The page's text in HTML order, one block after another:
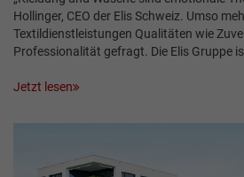
Hollinger, CEO der Elis Schweiz. Umso
Textildienstleistungen Qualitäten wie
Professionalität gefragt. Die Elis Gruppe
Jetzt lesen